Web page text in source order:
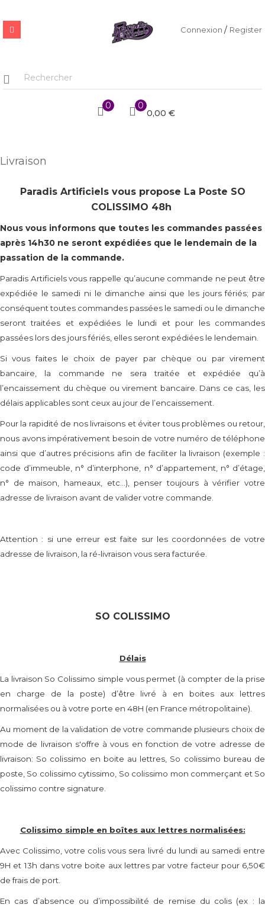
Connexion / Register
0 0
0,00 €
Livraison
Paradis Artificiels vous propose La Poste SO
COLISSIMO 48h
Nous vous informons que toutes les commandes passées
après 14h30 ne seront expédiées que le lendemain de la
passation de la commande.
Paradis Artificiels vous rappelle qu’aucune commande ne peut être
expédiée le samedi ni le dimanche ainsi que les jours fériés; par
conséquent toutes commandes passées le samedi ou le dimanche
seront traitées et expédiées le lundi et pour les commandes
passées lors des jours fériés, elles seront expédiées le lendemain.
Si vous faites le choix de payer par chèque ou par virement
bancaire, la commande ne sera traitée et expédiée qu’à
l’encaissement du chèque ou virement bancaire. Dans ce cas, les
délais applicables sont ceux au jour de l’encaissement.
Pour la rapidité de nos livraisons et éviter tous problèmes ou retour,
nous avons impérativement besoin de votre numéro de téléphone
ainsi que d’autres précisions afin de faciliter la livraison (exemple :
code d’immeuble, n° d’interphone, n° d’appartement, n° d’étage,
n° de maison, hameaux, etc…), penser toujours à vérifier votre
adresse de livraison avant de valider votre commande.
Attention : si une erreur est faite sur les coordonnées de votre
adresse de livraison, la ré-livraison vous sera facturée.
SO COLISSIMO
Délais
La livraison So Colissimo simple vous permet (à compter de la prise
en charge de la poste) d’être livré à en boites aux lettres
normalisées ou à votre porte en 48H (en France métropolitaine).
Au moment de la validation de votre commande plusieurs choix de
mode de livraison s'offre à vous en fonction de votre adresse de
livraison: So colissimo en boite au lettres, So colissimo bureau de
poste, So colissimo cytissimo, So colissimo mon commerçant et So
colissimo contre signature.
Colissimo simple en boîtes aux lettres normalisées:
Avec Colissimo, votre colis vous sera livré du lundi au samedi entre
9H et 13h dans votre boite aux lettres par votre facteur pour 6,50€
de frais de port.
En cas d’absence ou d’impossibilité de remise du colis (ex : la